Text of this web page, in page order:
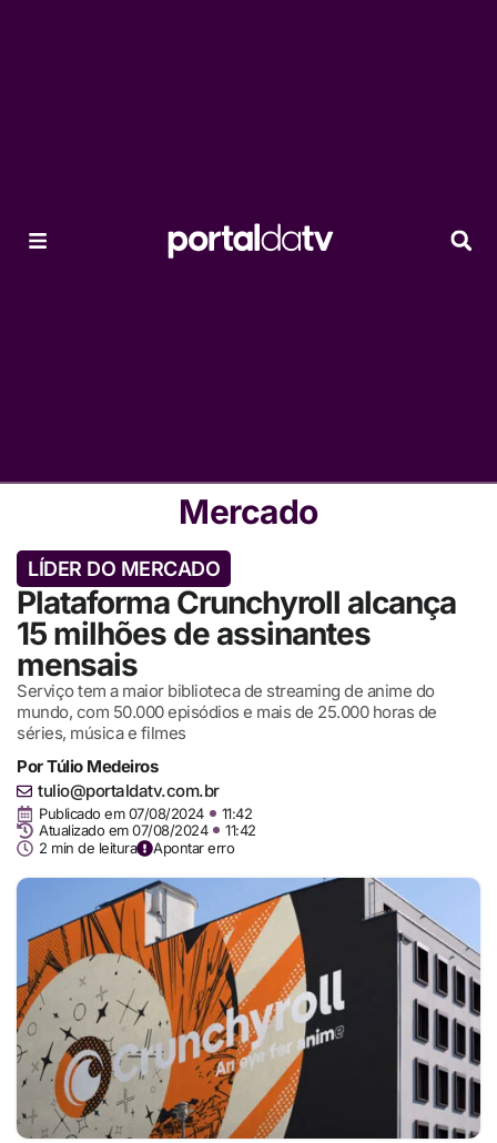
Mercado
LÍDER DO MERCADO
Plataforma Crunchyroll alcança
15 milhões de assinantes
mensais
Serviço tem a maior biblioteca de streaming de anime do
mundo, com 50.000 episódios e mais de 25.000 horas de
séries, música e filmes
PorTúlio Medeiros
tulio@portaldatv.com.br
Publicado em 07/08/2024
11:42
Atualizado em 07/08/2024
11:42
2 min de leitura
Apontar erro